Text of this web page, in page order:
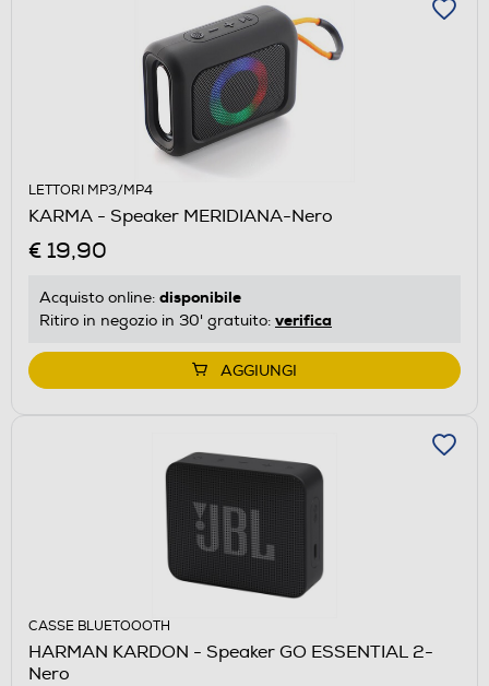
LETTORI MP3/MP4
KARMA - Speaker MERIDIANA-Nero
€ 19,90
Acquisto online: disponibile
Ritiro in negozio in 30' gratuito: verifica
AGGIUNGI
CASSE BLUETOOOTH
HARMAN KARDON - Speaker GO ESSENTIAL 2-
Nero